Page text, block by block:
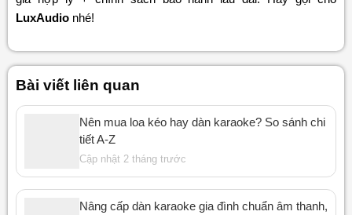
LuxAudionhé!
Bài viết liên quan
Nên mua loa kéo hay dàn karaoke? So sánh chi
tiết A-Z
Cập nhật 2 tháng trước
Nâng cấp dàn karaoke gia đình chuẩn âm thanh,